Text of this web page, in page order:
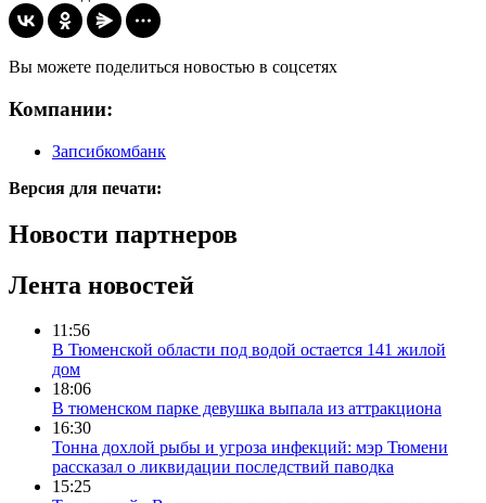
Вы можете поделиться новостью в соцсетях
Компании:
Запсибкомбанк
Версия для печати:
Новости партнеров
Лента новостей
11:56
В Тюменской области под водой остается 141 жилой
дом
18:06
В тюменском парке девушка выпала из аттракциона
16:30
Тонна дохлой рыбы и угроза инфекций: мэр Тюмени
рассказал о ликвидации последствий паводка
15:25